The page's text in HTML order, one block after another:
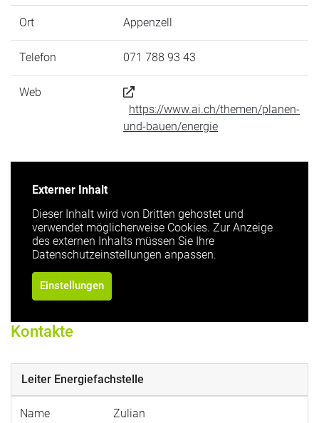
Ort Appenzell
Telefon 071 788 93 43
Web
https://www.ai.ch/themen/planen-
und-bauen/energie
Externer Inhalt
Dieser Inhalt wird von Dritten gehostet und
verwendet möglicherweise Cookies. Zur Anzeige
des externen Inhalts müssen Sie Ihre
Datenschutzeinstellungen anpassen.
Einstellungen
Kontakte
Leiter Energiefachstelle
Name Zulian